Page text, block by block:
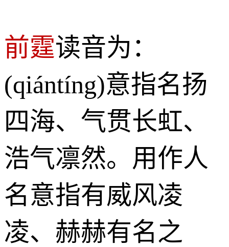
前霆读音为：
(qiántíng)意指名扬
四海、气贯长虹、
浩气凛然。用作人
名意指有威风凌
凌、赫赫有名之